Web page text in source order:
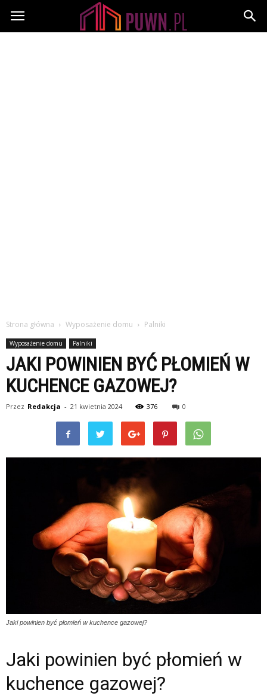
PUWN.pl
Strona główna Wyposażenie domu Palniki
Wyposażenie domu Palniki
JAKI POWINIEN BYĆ PŁOMIEŃ W
KUCHENCE GAZOWEJ?
Przez Redakcja - 21 kwietnia 2024 376 0
Jaki powinien być płomień w kuchence gazowej?
Jaki powinien być płomień w
kuchence gazowej?